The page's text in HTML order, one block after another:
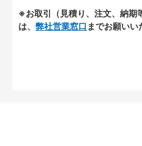
※お取引（見積り、注文、納期
は、 弊社営業窓口 までお願いい